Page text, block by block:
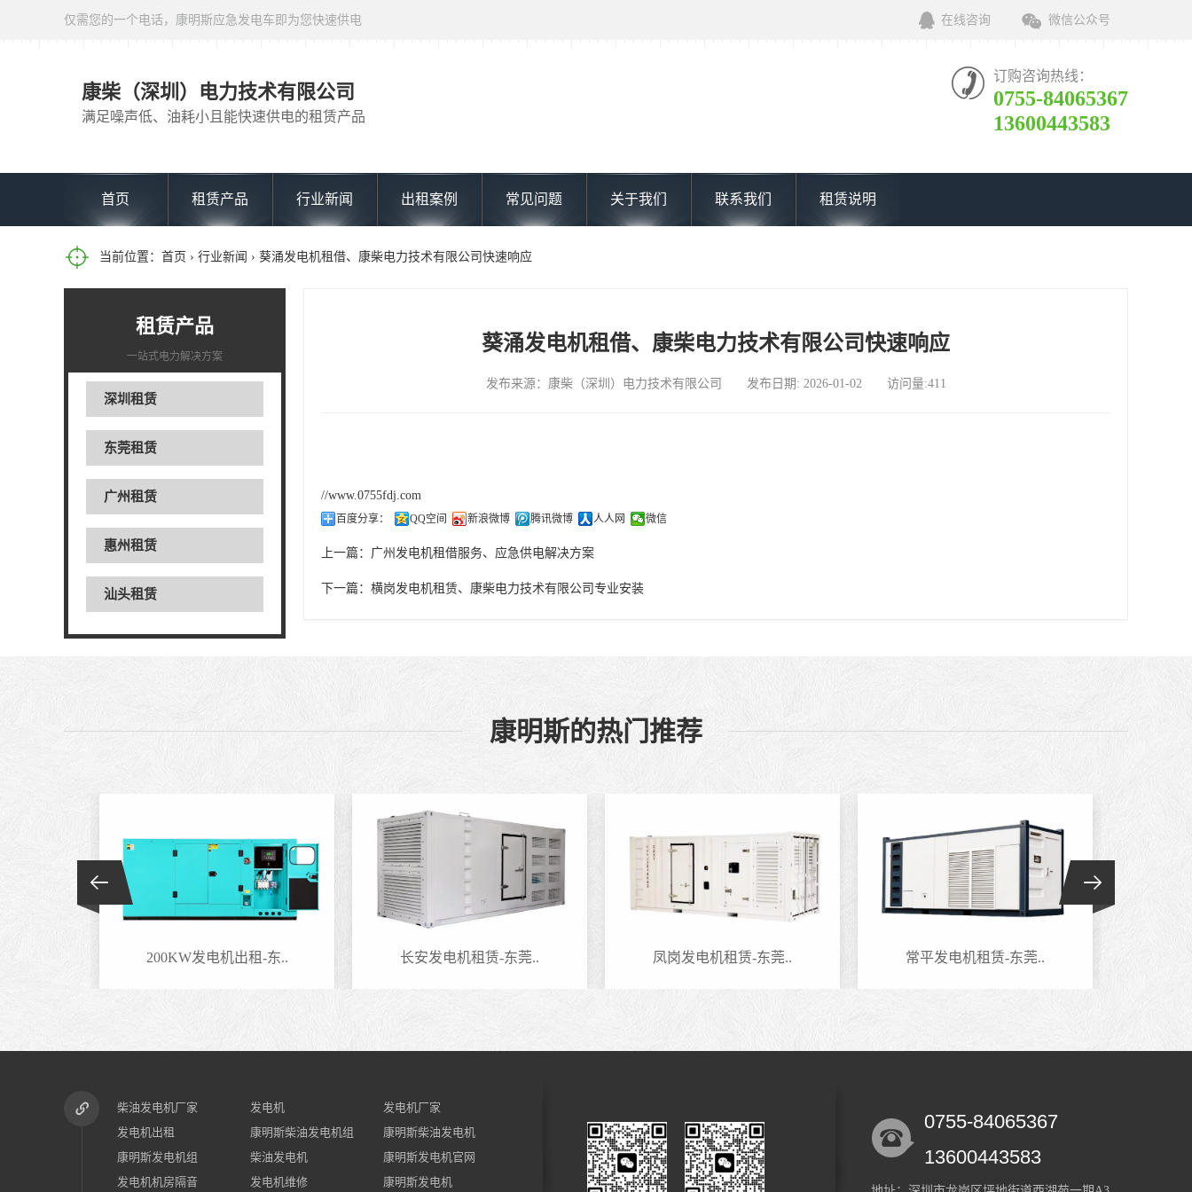
仅需您的一个电话，康明斯应急发电车即为您快速供电 在线咨询 微信公众号
康柴（深圳）电力技术有限公司
满足噪声低、油耗小且能快速供电的租赁产品
订购咨询热线：
0755-84065367
13600443583
首页 租赁产品 行业新闻 出租案例 常见问题 关于我们 联系我们 租赁说明
当前位置： 首页 › 行业新闻 › 葵涌发电机租借、康柴电力技术有限公司快速响应
租赁产品
一站式电力解决方案
深圳租赁
东莞租赁
广州租赁
惠州租赁
汕头租赁
葵涌发电机租借、康柴电力技术有限公司快速响应
发布来源：康柴（深圳）电力技术有限公司 发布日期: 2026-01-02 访问量:411
//www.0755fdj.com
百度分享： QQ空间 新浪微博 腾讯微博 人人网 微信
上一篇： 广州发电机租借服务、应急供电解决方案
下一篇： 横岗发电机租赁、康柴电力技术有限公司专业安装
康明斯的热门推荐
200KW发电机出租-东.. 长安发电机租赁-东莞.. 凤岗发电机租赁-东莞.. 常平发电机租赁-东莞..
柴油发电机厂家 发电机
发电机厂家
发电机出租
康明斯柴油发电机组
康明斯柴油发电机
康明斯发电机组
柴油发电机
康明斯发电机官网
发电机机房隔音
发电机维修 康明斯发电机
0755-84065367
13600443583